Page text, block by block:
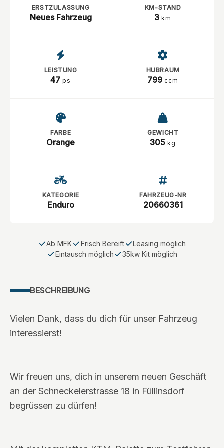
ERSTZULASSUNG
Neues Fahrzeug
KM-STAND
3km
LEISTUNG
47ps
HUBRAUM
799 ccm
FARBE
Orange
GEWICHT
305kg
KATEGORIE
Enduro
FAHRZEUG-NR
20660361
Ab MFK Frisch Bereift
Leasing möglich
Eintausch möglich
35kw Kit möglich
BESCHREIBUNG
Vielen Dank, dass du dich für unser Fahrzeug
interessierst!
Wir freuen uns, dich in unserem neuen Geschäft
an der Schneckelerstrasse 18 in Füllinsdorf
begrüssen zu dürfen!